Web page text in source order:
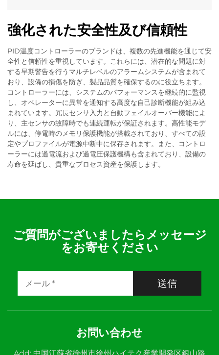
強化された安全性及び信頼性
PID温度コントローラーのブランドは、複数の先進機能を通じて安
全性と信頼性を重視しています。これらには、潜在的な問題に対
する早期警告を行うマルチレベルのアラームシステムが含まれて
おり、設備の損傷を防ぎ、製品品質を確保するのに役立ちます。
コントローラーには、システムのパフォーマンスを継続的に監視
し、オペレーターに異常を通知する高度な自己診断機能が組み込
まれています。冗長センサ入力と自動フェイルオーバー機能によ
り、主センサの故障時でも連続運転が保証されます。高性能モデ
ルには、停電時のメモリ保護機能が搭載されており、すべての設
定やプロファイルが電源中断中に保存されます。また、コントロ
ーラーには過電流および過電圧保護機構も含まれており、設備の
寿命を延ばし、貴重なプロセス資産を保護します。
ご質問がございましたらメッセージ
をお寄せください
送信
お問い合わせ